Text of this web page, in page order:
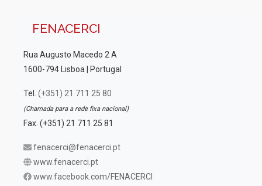
FENACERCI
Rua Augusto Macedo 2 A
1600-794 Lisboa | Portugal
Tel. (+351) 21 711 25 80
(Chamada para a rede fixa nacional)
Fax. (+351) 21 711 25 81
fenacerci@fenacerci.pt
www.fenacerci.pt
www.facebook.com/FENACERCI